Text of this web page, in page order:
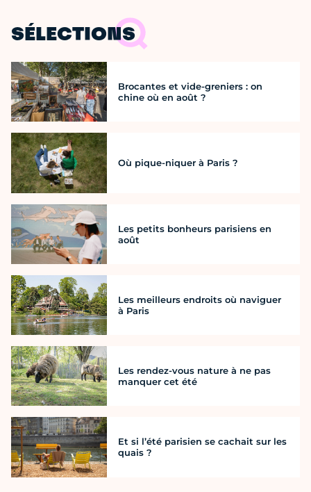
SÉLECTIONS
Brocantes et vide-greniers : on
chine où en août ?
Où pique-niquer à Paris ?
Les petits bonheurs parisiens en
août
Les meilleurs endroits où naviguer
à Paris
Les rendez-vous nature à ne pas
manquer cet été
Et si l’été parisien se cachait sur les
quais ?